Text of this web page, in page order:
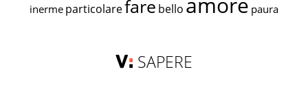
inerme particolarefare bello paura
SAPERE